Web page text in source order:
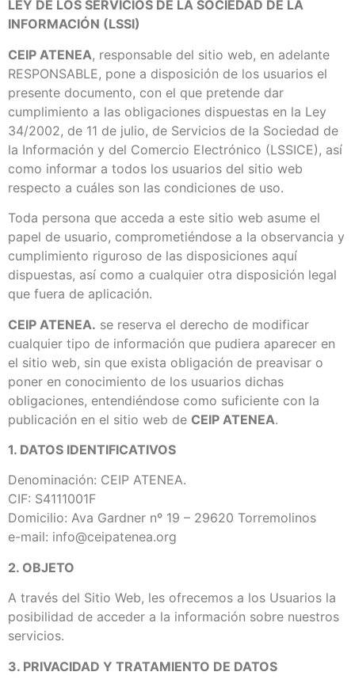
LEY DE LOS SERVICIOS DE LA SOCIEDAD DE LA
INFORMACIÓN (LSSI)
CEIP ATENEA, responsable del sitio web, en adelante
RESPONSABLE, pone a disposición de los usuarios el
presente documento, con el que pretende dar
cumplimiento a las obligaciones dispuestas en la Ley
34/2002, de 11 de julio, de Servicios de la Sociedad de
la Información y del Comercio Electrónico (LSSICE), así
como informar a todos los usuarios del sitio web
respecto a cuáles son las condiciones de uso.
Toda persona que acceda a este sitio web asume el
papel de usuario, comprometiéndose a la observancia y
cumplimiento riguroso de las disposiciones aquí
dispuestas, así como a cualquier otra disposición legal
que fuera de aplicación.
CEIP ATENEA. se reserva el derecho de modificar
cualquier tipo de información que pudiera aparecer en
el sitio web, sin que exista obligación de preavisar o
poner en conocimiento de los usuarios dichas
obligaciones, entendiéndose como suficiente con la
publicación en el sitio web de CEIP ATENEA.
1. DATOS IDENTIFICATIVOS
Denominación: CEIP ATENEA.
CIF: S4111001F
Domicilio: Ava Gardner nº 19 – 29620 Torremolinos
e-mail: info@ceipatenea.org
2. OBJETO
A través del Sitio Web, les ofrecemos a los Usuarios la
posibilidad de acceder a la información sobre nuestros
servicios.
3. PRIVACIDAD Y TRATAMIENTO DE DATOS